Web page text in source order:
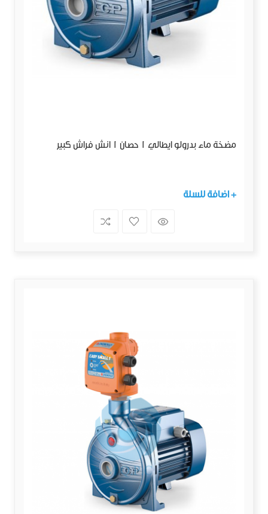
مضخة ماء بدرولو ايطالي 1 حصان 1 انش فراش كبير
+ اضافة للسلة